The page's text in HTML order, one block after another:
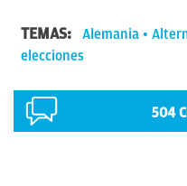
TEMAS: Alemania
elecciones
504